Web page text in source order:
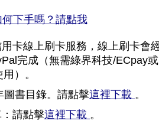
下手嗎？請點我
卡線上刷卡服務，線上刷卡會
完成（無需綠界科技/ECpay或
）。
圖書目錄。請點擊這裡下載 。
請點擊這裡下載 。